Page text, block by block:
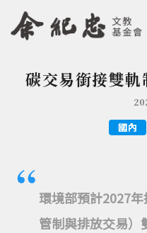
Jump
Jump to
您在這裡
碳交易銜接雙
國內
環境部預計2027
管制與排放交易）